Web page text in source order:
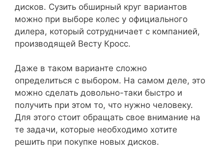
дисков. Сузить обширный круг вариантов
можно при выборе колес у официального
дилера, который сотрудничает с компанией,
производящей Весту Кросс.
Даже в таком варианте сложно
определиться с выбором. На самом деле, это
можно сделать довольно-таки быстро и
получить при этом то, что нужно человеку.
Для этого стоит обращать свое внимание на
те задачи, которые необходимо хотите
решить при покупке новых дисков.